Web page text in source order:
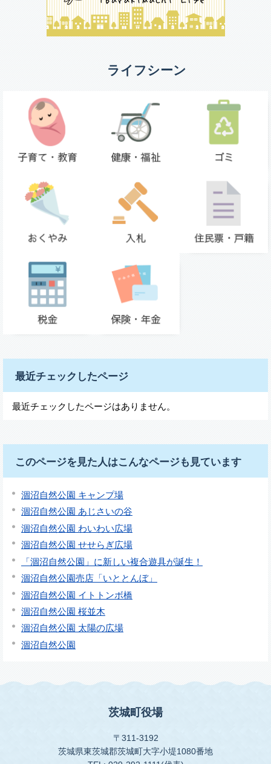
ライフシーン
最近チェックしたページ
最近チェックしたページはありません。
このページを見た人はこんなページも見ています
涸沼自然公園 キャンプ場
涸沼自然公園 あじさいの谷
涸沼自然公園 わいわい広場
涸沼自然公園 せせらぎ広場
「涸沼自然公園」に新しい複合遊具が誕生！
涸沼自然公園売店「いととんぼ」
涸沼自然公園 イトトンボ橋
涸沼自然公園 桜並木
涸沼自然公園 太陽の広場
涸沼自然公園
茨城町役場
〒311-3192
茨城県東茨城郡茨城町大字小堤1080番地